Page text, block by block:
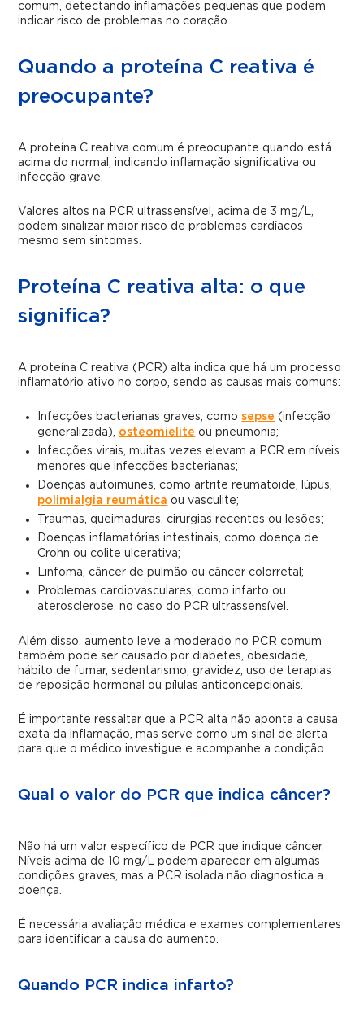
comum, detectando inflamações pequenas que podem
indicar risco de problemas no coração.
Quando a proteína C reativa é
preocupante?
A proteína C reativa comum é preocupante quando está
acima do normal, indicando inflamação significativa ou
infecção grave.
Valores altos na PCR ultrassensível, acima de 3 mg/L,
podem sinalizar maior risco de problemas cardíacos
mesmo sem sintomas.
Proteína C reativa alta: o que
significa?
A proteína C reativa (PCR) alta indica que há um processo
inflamatório ativo no corpo, sendo as causas mais comuns:
Infecções bacterianas graves, comosepse (infecção
generalizada), osteomielite ou pneumonia;
Infecções virais, muitas vezes elevam a PCR em níveis
menores que infecções bacterianas;
Doenças autoimunes, como artrite reumatoide, lúpus,
polimialgia reumática ou vasculite;
Traumas, queimaduras, cirurgias recentes ou lesões;
Doenças inflamatórias intestinais, como doença de
Crohn ou colite ulcerativa;
Linfoma, câncer de pulmão ou câncer colorretal;
Problemas cardiovasculares, como infarto ou
aterosclerose, no caso do PCR ultrassensível.
Além disso, aumento leve a moderado no PCR comum
também pode ser causado por diabetes, obesidade,
hábito de fumar, sedentarismo, gravidez, uso de terapias
de reposição hormonal ou pílulas anticoncepcionais.
É importante ressaltar que a PCR alta não aponta a causa
exata da inflamação, mas serve como um sinal de alerta
para que o médico investigue e acompanhe a condição.
Qual o valor do PCR que indica câncer?
Não há um valor específico de PCR que indique câncer.
Níveis acima de 10 mg/L podem aparecer em algumas
condições graves, mas a PCR isolada não diagnostica a
doença.
É necessária avaliação médica e exames complementares
para identificar a causa do aumento.
Quando PCR indica infarto?